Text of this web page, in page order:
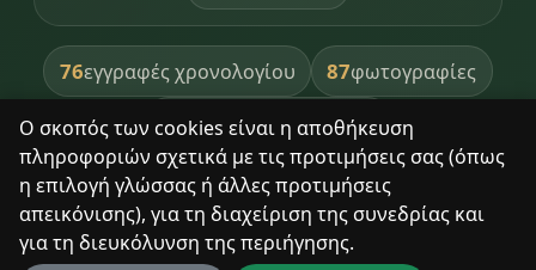
Ο σκοπός των cookies είναι η αποθήκευση
πληροφοριών σχετικά με τις προτιμήσεις σας (όπως
η επιλογή γλώσσας ή άλλες προτιμήσεις
απεικόνισης), για τη διαχείριση της συνεδρίας και
για τη διευκόλυνση της περιήγησης.
76εγγραφές χρονολογίου 87φωτογραφίες
391βιβλία βιβλιοθήκης
8σημεία κληρονομιάς
Με σεβασμό στον τόπο και τους ανθρώπους του.